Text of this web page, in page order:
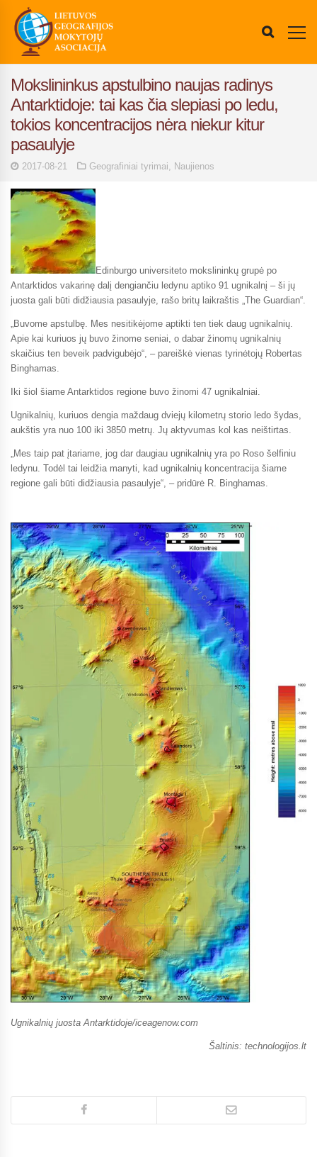
Mokslininkus apstulbino naujas radinys
Antarktidoje: tai kas čia slepiasi po ledu,
tokios koncentracijos nėra niekur kitur
pasaulyje
2017-08-21 Geografiniai tyrimai, Naujienos
Edinburgo universiteto mokslininkų grupė po
Antarktidos vakarinę dalį dengiančiu ledynu aptiko 91 ugnikalnį – ši jų
juosta gali būti didžiausia pasaulyje, rašo britų laikraštis „The Guardian“.
„Buvome apstulbę. Mes nesitikėjome aptikti ten tiek daug ugnikalnių.
Apie kai kuriuos jų buvo žinome seniai, o dabar žinomų ugnikalnių
skaičius ten beveik padvigubėjo“, – pareiškė vienas tyrinėtojų Robertas
Binghamas.
Iki šiol šiame Antarktidos regione buvo žinomi 47 ugnikalniai.
Ugnikalnių, kuriuos dengia maždaug dviejų kilometrų storio ledo šydas,
aukštis yra nuo 100 iki 3850 metrų. Jų aktyvumas kol kas neištirtas.
„Mes taip pat įtariame, jog dar daugiau ugnikalnių yra po Roso šelfiniu
ledynu. Todėl tai leidžia manyti, kad ugnikalnių koncentracija šiame
regione gali būti didžiausia pasaulyje“, – pridūrė R. Binghamas.
Ugnikalnių juosta Antarktidoje/iceagenow.com
Šaltinis: technologijos.lt